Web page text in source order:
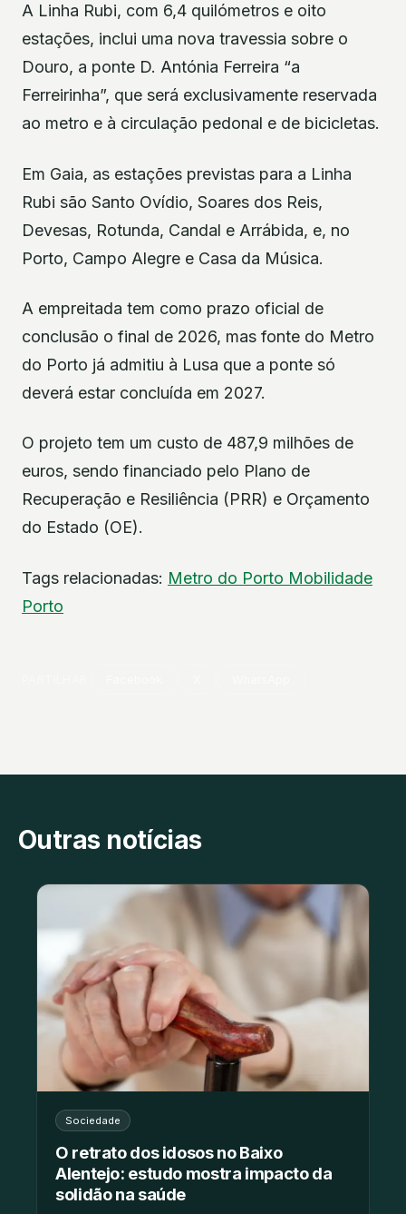
A Linha Rubi, com 6,4 quilómetros e oito
estações, inclui uma nova travessia sobre o
Douro, a ponte D. Antónia Ferreira “a
Ferreirinha”, que será exclusivamente reservada
ao metro e à circulação pedonal e de bicicletas.
Em Gaia, as estações previstas para a Linha
Rubi são Santo Ovídio, Soares dos Reis,
Devesas, Rotunda, Candal e Arrábida, e, no
Porto, Campo Alegre e Casa da Música.
A empreitada tem como prazo oficial de
conclusão o final de 2026, mas fonte do Metro
do Porto já admitiu à Lusa que a ponte só
deverá estar concluída em 2027.
O projeto tem um custo de 487,9 milhões de
euros, sendo financiado pelo Plano de
Recuperação e Resiliência (PRR) e Orçamento
do Estado (OE).
Tags relacionadas: Metro do Porto Mobilidade
Porto
Outras notícias
Sociedade
O retrato dos idosos no Baixo
Alentejo: estudo mostra impacto da
solidão na saúde